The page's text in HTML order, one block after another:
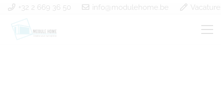
+32 2 669 36 50 info@modulehome.be